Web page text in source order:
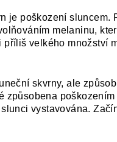
je poškození sluncem.
melaninu,
velkého množství
skvrny, ale
způsobena
vystavována.